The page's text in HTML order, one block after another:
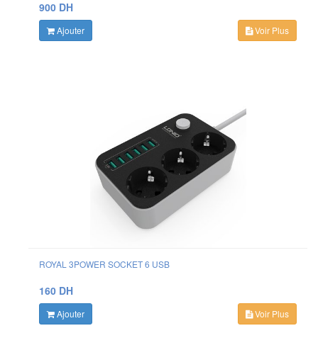
900 DH
Ajouter Voir Plus
ROYAL 3POWER SOCKET 6 USB
160 DH
Ajouter Voir Plus